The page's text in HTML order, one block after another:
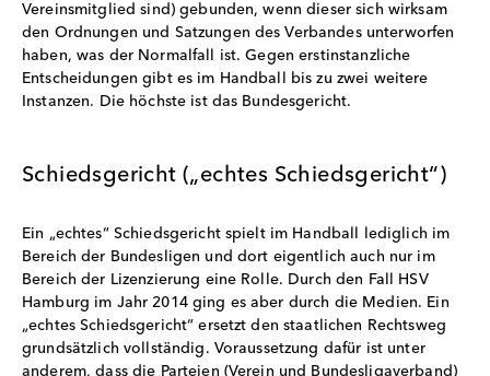
Vereinsmitglied sind) gebunden, wenn dieser sich wirksam
den Ordnungen und Satzungen des Verbandes unterworfen
haben, was der Normalfall ist. Gegen erstinstanzliche
Entscheidungen gibt es im Handball bis zu zwei weitere
Instanzen. Die höchste ist das Bundesgericht.
Schiedsgericht („echtes Schiedsgericht“)
Ein „echtes“ Schiedsgericht spielt im Handball lediglich im
Bereich der Bundesligen und dort eigentlich auch nur im
Bereich der Lizenzierung eine Rolle. Durch den Fall HSV
Hamburg im Jahr 2014 ging es aber durch die Medien. Ein
„echtes Schiedsgericht“ ersetzt den staatlichen Rechtsweg
grundsätzlich vollständig. Voraussetzung dafür ist unter
anderem, dass die Parteien (Verein und Bundesligaverband)